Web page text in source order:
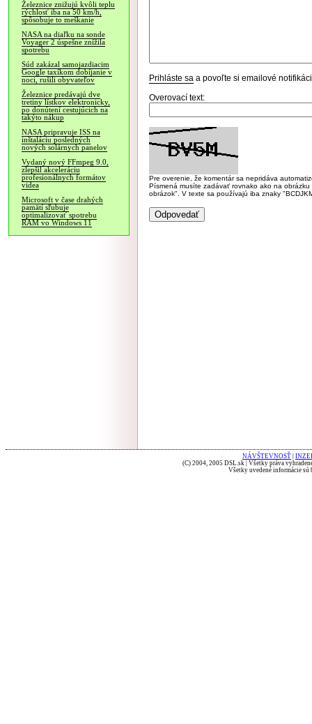
Železnice znižujú kvôli teplu
rýchlosť iba na 50 km/h,
spôsobuje to meškanie
NASA na diaľku na sonde
Voyager 2 úspešne znížila
spotrebu
Súd zakázal samojazdiacim
Google taxíkom dobíjanie v
noci, rušili obyvateľov
Železnice predávajú dve
tretiny lístkov elektronicky,
po donútení cestujúcich na
takýto nákup
NASA pripravuje ISS na
inštaláciu posledných
nových solárnych panelov
Vydaný nový FFmpeg 9.0,
zlepšil akceleráciu
profesionálnych formátov
videa
Microsoft v čase drahých
pamätí sľubuje
optimalizovať spotrebu
RAM vo Windows 11
Prihláste sa a povoľte si emailové
Overovací text:
Pre overenie, že komentár sa nepridáva
Písmená musíte zadávať rovnako ako na
obrázok". V texte sa používajú iba znaky
NÁVŠTEVNOSŤ
(C) 2004, 2005 DSL.sk | Všetky práva
Všetky uvedené informácie sú